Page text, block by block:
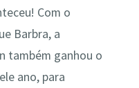
Com o
Barbra, a
também ganhou o
ano, para